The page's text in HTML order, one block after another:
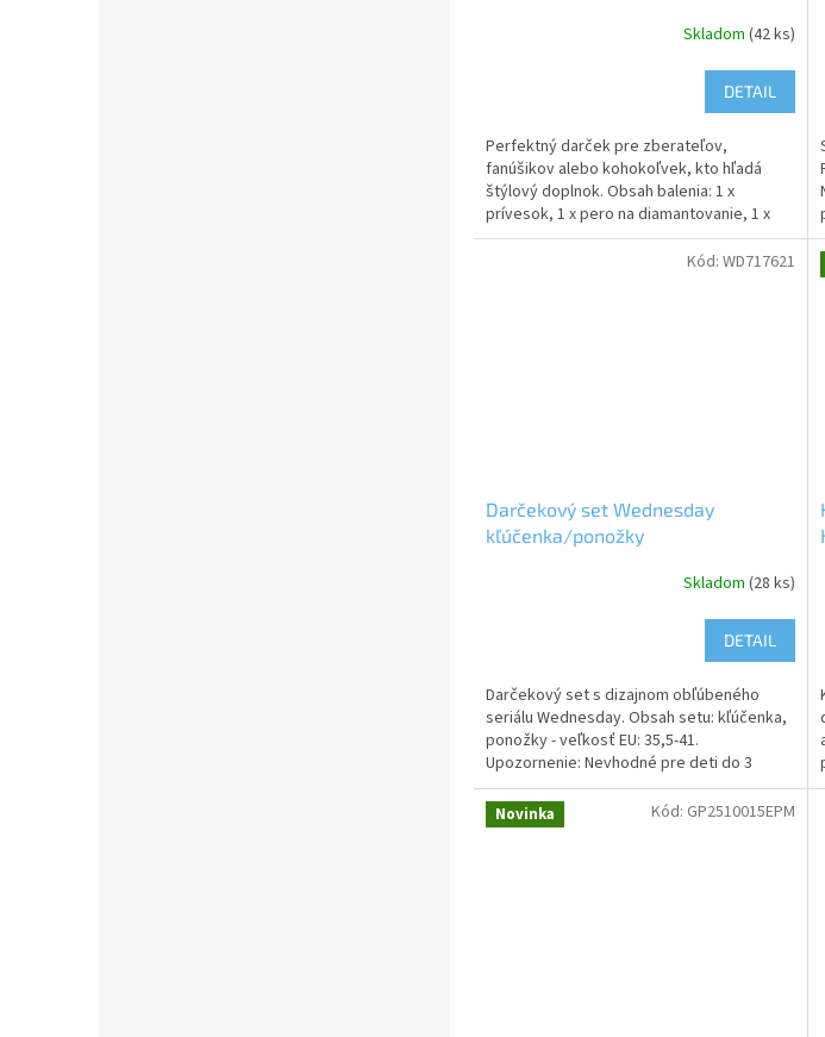
Skladom (42 ks)
DETAIL
Perfektný darček pre zberateľov,
fanúšikov alebo kohokoľvek, kto hľadá
štýlový doplnok. Obsah balenia: 1 x
prívesok, 1 x pero na diamantovanie, 1 x
podnos na diamanty, 1 x gél,...
Darčekový set Wednesday
kľúčenka/ponožky
Skladom (28 ks)
DETAIL
Darčekový set s dizajnom obľúbeného
seriálu Wednesday. Obsah setu: kľúčenka,
ponožky - veľkosť EU: 35,5-41.
Upozornenie: Nevhodné pre deti do 3
rokov. Môže obsahovať malé...
Kód: WD717621
Novinka Kód: GP2510015EPM